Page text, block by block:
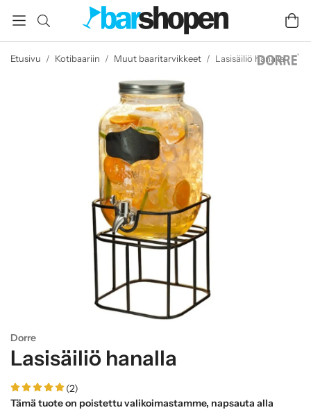
Etusivu / Kotibaariin / Muut baaritarvikkeet / Lasisäiliö hanalla
Dorre
Lasisäiliö hanalla
(2)
Tämä tuote on poistettu valikoimastamme, napsauta alla